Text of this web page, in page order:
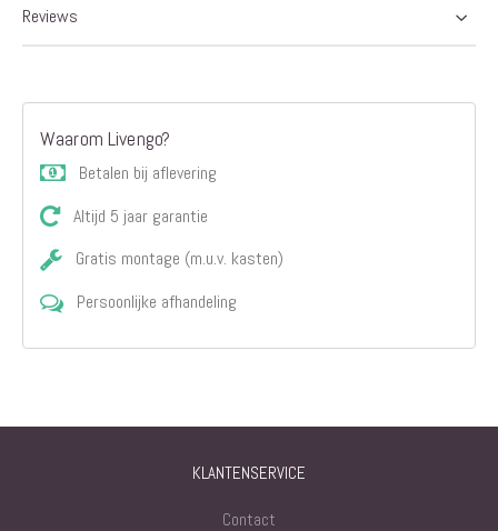
Reviews
Waarom Livengo?
Betalen bij aflevering
Altijd 5 jaar garantie
Gratis montage (m.u.v. kasten)
Persoonlijke afhandeling
KLANTENSERVICE
Contact